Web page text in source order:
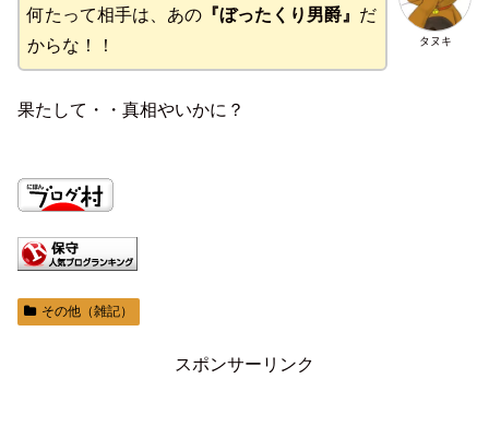
タヌキ
何たって相手は、あの 『ぼったくり男爵』 だ
からな！！
果たして・・真相やいかに？
その他（雑記）
スポンサーリンク